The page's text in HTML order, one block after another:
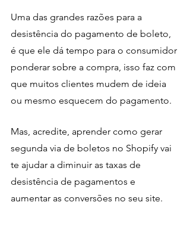
Uma das grandes razões para a
desistência do pagamento de boleto,
é que ele dá tempo para o consumidor
ponderar sobre a compra, isso faz com
que muitos clientes mudem de ideia
ou mesmo esquecem do pagamento.
Mas, acredite, aprender como gerar
segunda via de boletos no Shopify vai
te ajudar a diminuir as taxas de
desistência de pagamentos e
aumentar as conversões no seu site.